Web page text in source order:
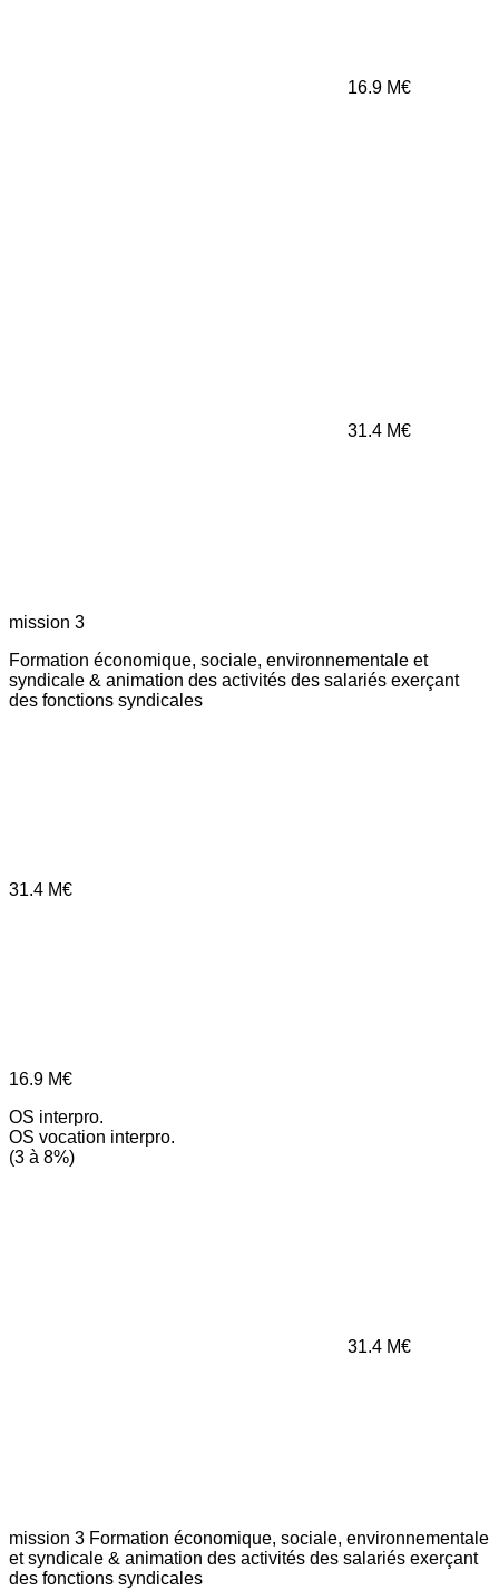
16.9 M€
31.4 M€
mission 3
Formation économique, sociale, environnementale et
syndicale & animation des activités des salariés exerçant
des fonctions syndicales
31.4 M€
16.9 M€
OS interpro.
OS vocation interpro.
(3 à 8%)
31.4 M€
mission 3 Formation économique, sociale, environnementale
et syndicale & animation des activités des salariés exerçant
des fonctions syndicales